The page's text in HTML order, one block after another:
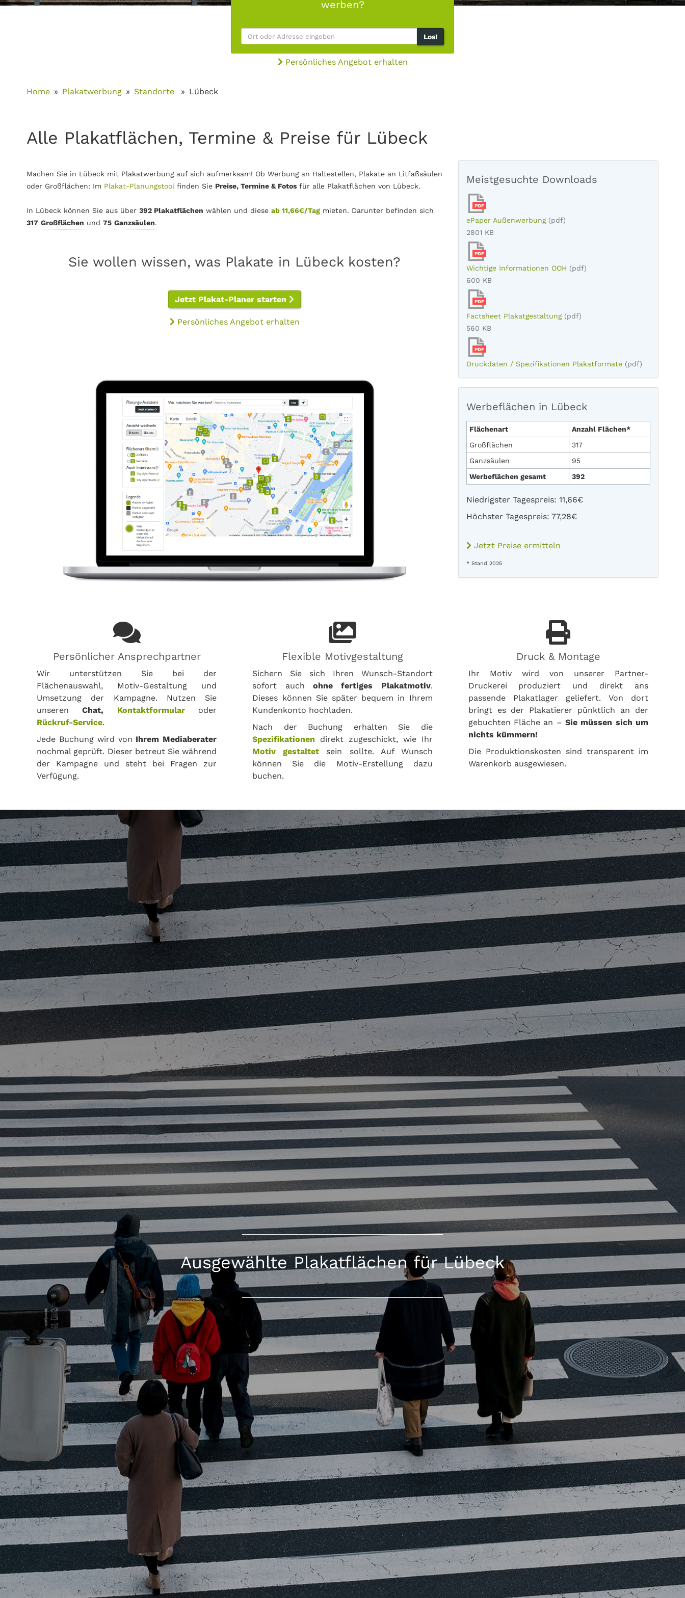
werben?
Los!
Persönliches Angebot erhalten
Home Plakatwerbung Standorte Lübeck
Alle Plakatflächen, Termine & Preise für Lübeck
Machen Sie in Lübeck mit Plakatwerbung auf sich aufmerksam! Ob Werbung an Haltestellen, Plakate an Litfaßsäulen
oder Großflächen: Im Plakat-Planungstool finden Sie Preise, Termine & Fotos für alle Plakatflächen von Lübeck.
In Lübeck können Sie aus über 392 Plakatflächen wählen und diese ab 11,66€/Tag mieten. Darunter befinden sich
317 Großflächen und 75 Ganzsäulen.
Sie wollen wissen, was Plakate in Lübeck kosten?
Jetzt Plakat-Planer starten
Persönliches Angebot erhalten
Meistgesuchte Downloads
PDF
ePaper Außenwerbung (pdf)
2801 KB
PDF
Wichtige Informationen OOH (pdf)
600 KB
PDF
Factsheet Plakatgestaltung (pdf)
560 KB
PDF
Druckdaten / Spezifikationen Plakatformate (pdf)
Werbeflächen in Lübeck
Flächenart
Anzahl Flächen*
Großflächen
317
Ganzsäulen
95
Werbeflächen gesamt
392
Niedrigster Tagespreis: 11,66€
Höchster Tagespreis: 77,28€
Jetzt Preise ermitteln
* Stand 2025
Persönlicher Ansprechpartner
Wir unterstützen Sie bei der
Flächenauswahl, Motiv-Gestaltung und
Umsetzung der Kampagne. Nutzen Sie
unserenChat, Kontaktformularoder
Rückruf-Service.
Jede Buchung wird von Ihrem Mediaberater
nochmal geprüft. Dieser betreut Sie während
der Kampagne und steht bei Fragen zur
Verfügung.
Flexible Motivgestaltung
Sichern Sie sich Ihren Wunsch-Standort
sofort auch ohne fertiges Plakatmotiv.
Dieses können Sie später bequem in Ihrem
Kundenkonto hochladen.
Nach der Buchung erhalten Sie die
Spezifikationen direkt zugeschickt, wie Ihr
Motiv gestaltet sein sollte. Auf Wunsch
können Sie die Motiv-Erstellung dazu
buchen.
Druck & Montage
Ihr Motiv wird von unserer Partner-
Druckerei produziert und direkt ans
passende Plakatlager geliefert. Von dort
bringt es der Plakatierer pünktlich an der
gebuchten Fläche an – Sie müssen sich um
nichts kümmern!
Die Produktionskosten sind transparent im
Warenkorb ausgewiesen.
Ausgewählte Plakatflächen für Lübeck